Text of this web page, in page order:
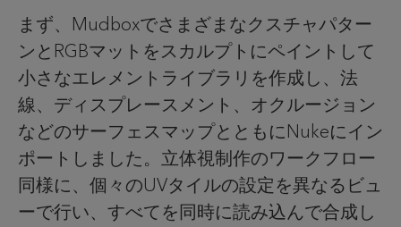
まず、Mudboxでさまざまなクスチャパター
ンとRGBマットをスカルプトにペイントして
小さなエレメントライブラリを作成し、法
線、ディスプレースメント、オクルージョン
などのサーフェスマップとともにNukeにイン
ポートしました。立体視制作のワークフロー
同様に、個々のUVタイルの設定を異なるビュ
ーで行い、すべてを同時に読み込んで合成し